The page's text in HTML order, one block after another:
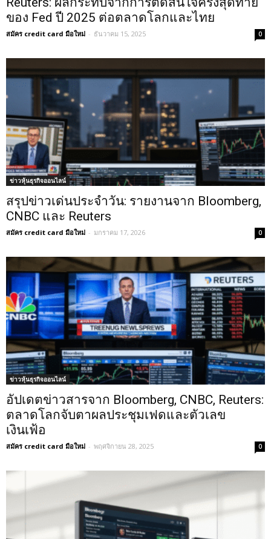
ของ Fed ปี 2025 ต่อตลาดโลกและไทย
สมัคร credit card มือใหม่ - ธันวาคม 15, 2025 0
ข่าวหุ้นธุรกิจออนไลน์
สรุปข่าวเด่นประจำวัน: รายงานจาก Bloomberg,
CNBC และ Reuters
สมัคร credit card มือใหม่ - มกราคม 17, 2026 0
ข่าวหุ้นธุรกิจออนไลน์
อัปเดตข่าวสารจาก Bloomberg, CNBC, Reuters:
ตลาดโลกจับตาผลประชุมเฟดและตัวเลข
เงินเฟ้อ
สมัคร credit card มือใหม่ - พฤศจิกายน 28, 2025 0